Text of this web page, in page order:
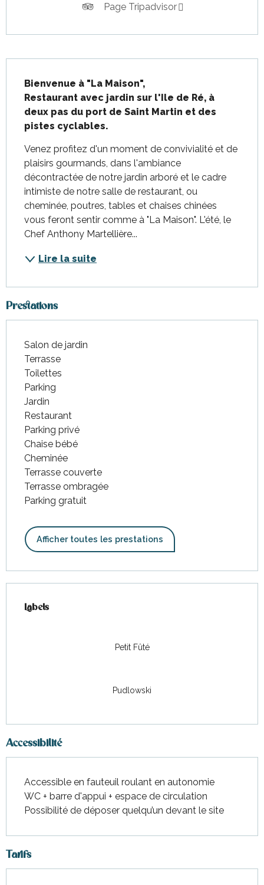
Page Tripadvisor
Bienvenue à "La Maison",
Restaurant avec jardin sur l'Ile de Ré, à
deux pas du port de Saint Martin et des
pistes cyclables.
Venez profitez d'un moment de convivialité et de
plaisirs gourmands, dans l'ambiance
décontractée de notre jardin arboré et le cadre
intimiste de notre salle de restaurant, ou
cheminée, poutres, tables et chaises chinées
vous feront sentir comme à "La Maison". L'été, le
Chef Anthony Martellière...
Lire la suite
Prestations
Salon de jardin
Terrasse
Toilettes
Parking
Jardin
Restaurant
Parking privé
Chaise bébé
Cheminée
Terrasse couverte
Terrasse ombragée
Parking gratuit
Afficher toutes les prestations
Labels
Labels
Petit Fûté
Pudlowski
Accessibilité
Accessible en fauteuil roulant en autonomie
WC + barre d'appui + espace de circulation
Possibilité de déposer quelqu’un devant le site
Tarifs